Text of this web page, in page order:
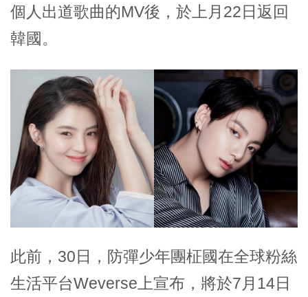
個人出道歌曲的MV後，於上月22日返回
韓國。
此前，30日，防彈少年團柾國在全球粉絲
生活平台Weverse上宣布，將於7月14日